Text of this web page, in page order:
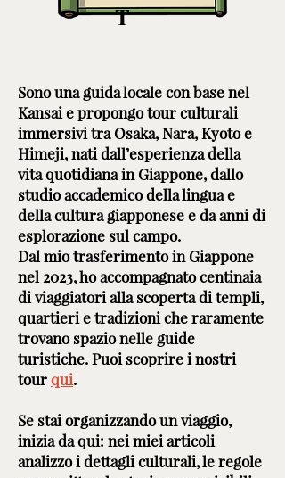
T
Sono una guida locale con base nel
Kansai e propongo tour culturali
immersivi tra Osaka, Nara, Kyoto e
Himeji, nati dall’esperienza della
vita quotidiana in Giappone, dallo
studio accademico della lingua e
della cultura giapponese e da anni di
esplorazione sul campo.
Dal mio trasferimento in Giappone
nel 2023, ho accompagnato centinaia
di viaggiatori alla scoperta di templi,
quartieri e tradizioni che raramente
trovano spazio nelle guide
turistiche. Puoi scoprire i nostri
tourqui.
Se stai organizzando un viaggio,
inizia da qui: nei miei articoli
analizzo i dettagli culturali, le regole